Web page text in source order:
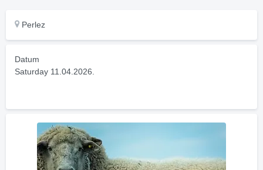
Perlez
Datum
Saturday 11.04.2026.